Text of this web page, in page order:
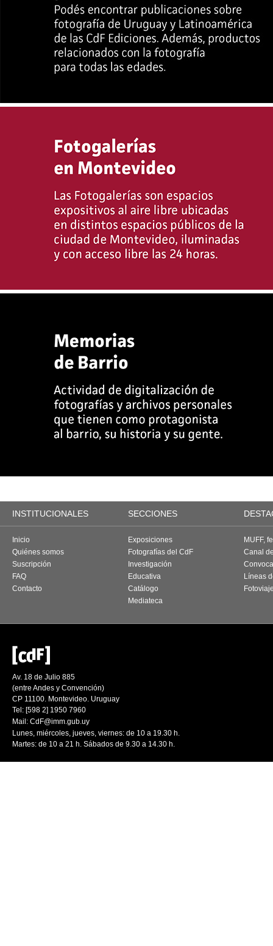
INSTITUCIONALES SECCIONES
Inicio
Quiénes somos
Suscripción
FAQ
Contacto
Exposiciones
Fotografías del CdF
Investigación
Educativa
Catálogo
Mediateca
MUFF,
Canal
Líneas
Av. 18 de Julio 885
(entre Andes y Convención)
CP 11100. Montevideo. Uruguay
Tel: [598 2] 1950 7960
Mail: CdF@imm.gub.uy
Lunes, miércoles, jueves, viernes: de 10 a 19.30 h.
Martes: de 10 a 21 h. Sábados de 9.30 a 14.30 h.